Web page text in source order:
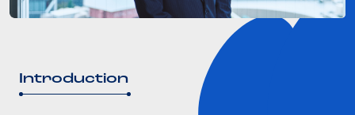
Introduction